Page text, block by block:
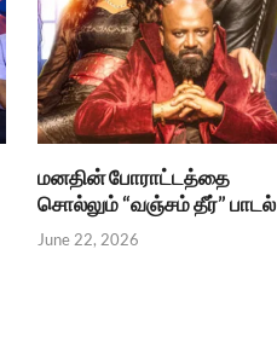
மனதின் போராட்டத்தை
சொல்லும் “வஞ்சம் தீர்” பாடல்
June 22, 2026